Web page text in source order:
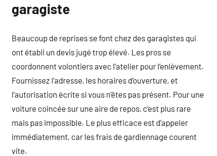
garagiste
Beaucoup de reprises se font chez des garagistes qui
ont établi un devis jugé trop élevé. Les pros se
coordonnent volontiers avec l’atelier pour l’enlèvement.
Fournissez l’adresse, les horaires d’ouverture, et
l’autorisation écrite si vous n’êtes pas présent. Pour une
voiture coincée sur une aire de repos, c’est plus rare
mais pas impossible. Le plus efficace est d’appeler
immédiatement, car les frais de gardiennage courent
vite.